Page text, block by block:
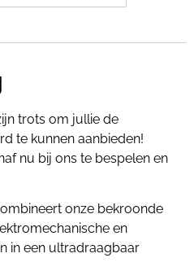
trots om jullie de
te kunnen aanbieden!
nu bij ons te bespelen en
onze bekroonde
en
in een ultradraagbaar